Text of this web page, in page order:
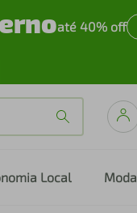
até 40% off
Local Moda